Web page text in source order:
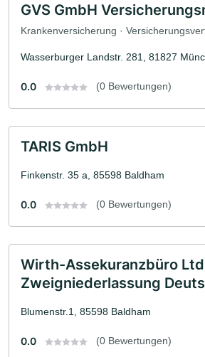
GVS GmbH
Krankenversicherung ·
Wasserburger Landstr. 281, 81827
0.0 (0 Bewertungen)
TARIS GmbH
Finkenstr. 35 a, 85598 Baldham
0.0 (0 Bewertungen)
Wirth-Assekuranzbüro
Zweigniederlassung
Blumenstr.1, 85598 Baldham
0.0 (0 Bewertungen)